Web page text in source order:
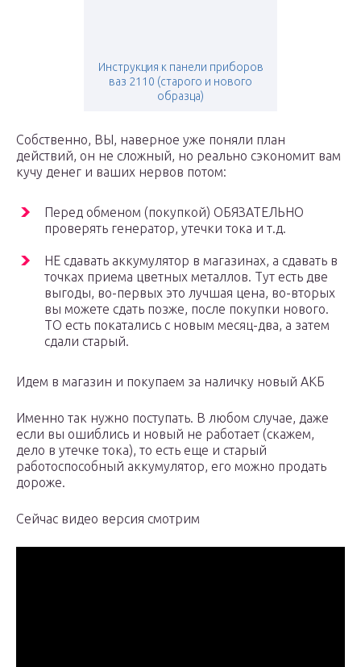
Инструкция к панели приборов
ваз 2110 (старого и нового
образца)
Собственно, ВЫ, наверное уже поняли план
действий, он не сложный, но реально сэкономит вам
кучу денег и ваших нервов потом:
Перед обменом (покупкой) ОБЯЗАТЕЛЬНО
проверять генератор, утечки тока и т.д.
НЕ сдавать аккумулятор в магазинах, а сдавать в
точках приема цветных металлов. Тут есть две
выгоды, во-первых это лучшая цена, во-вторых
вы можете сдать позже, после покупки нового.
ТО есть покатались с новым месяц-два, а затем
сдали старый.
Идем в магазин и покупаем за наличку новый АКБ
Именно так нужно поступать. В любом случае, даже
если вы ошиблись и новый не работает (скажем,
дело в утечке тока), то есть еще и старый
работоспособный аккумулятор, его можно продать
дороже.
Сейчас видео версия смотрим